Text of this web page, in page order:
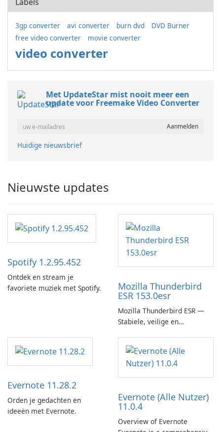
3gp converter avi converter burn dvd
DVD Burner
free video converter
movie converter
video converter
Met UpdateStar mist nooit meer een
update voor Freemake Video Converter
Huidige nieuwsbrief
Nieuwste updates
Spotify 1.2.95.452
Ontdek en stream je
favoriete muziek met Spotify.
Mozilla Thunderbird
ESR 153.0esr
Mozilla Thunderbird ESR —
Stabiele, veilige en
Evernote 11.28.2
Orden je gedachten en
ideeën met Evernote.
Evernote (Alle Nutzer)
11.0.4
Overview of Evernote